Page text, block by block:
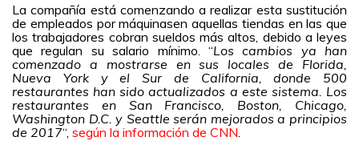
La compañía está comenzando a realizar estasustitución
de empleados por máquinasen aquellas tiendas en las que
los trabajadores cobran sueldos más altos, debido a leyes
que regulan su salario mínimo.
“Los cambios ya han
comenzado a mostrarse en sus locales de Florida,
Nueva York y el Sur de California, donde 500
restaurantes han sido actualizados a este sistema. Los
restaurantes en San Francisco, Boston, Chicago,
Washington D.C. y Seattle serán mejorados a principios
de 2017“, según la información de CNN